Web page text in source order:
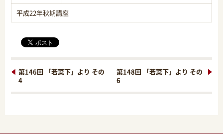
平成22年秋期講座
第146回 「若菜下」より その
4
第148回 「若菜下」より その
6